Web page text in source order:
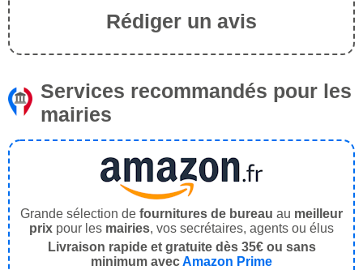
Rédiger un avis
Services recommandés pour les
mairies
Grande sélection de fournitures de bureau au meilleur
prix pour les mairies, vos secrétaires, agents ou élus
Livraison rapide et gratuite dès 35€ ou sans
minimum avecAmazon Prime